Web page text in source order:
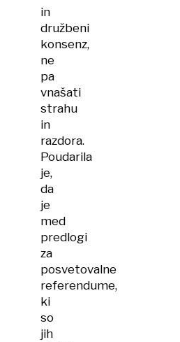
in
družbeni
konsenz,
ne
pa
vnašati
strahu
in
razdora.
Poudarila
je,
da
je
med
predlogi
za
posvetovalne
referendume,
ki
so
jih